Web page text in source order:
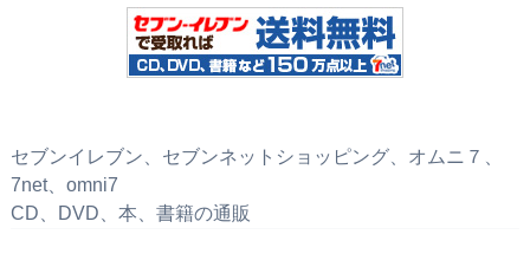
セブンイレブン、セブンネットショッピング、オムニ７、
7net、omni7
CD、DVD、本、書籍の通販